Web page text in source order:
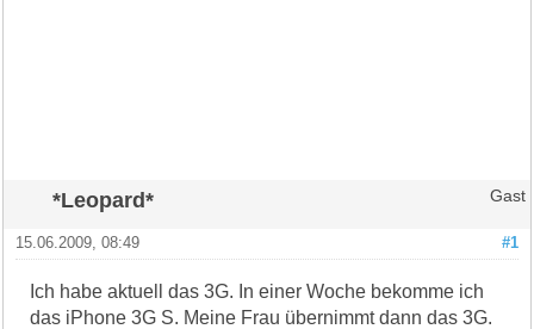
*Leopard* Gast
#1
15.06.2009, 08:49
Ich habe aktuell das 3G. In einer Woche bekomme ich
das iPhone 3G S. Meine Frau übernimmt dann das 3G.